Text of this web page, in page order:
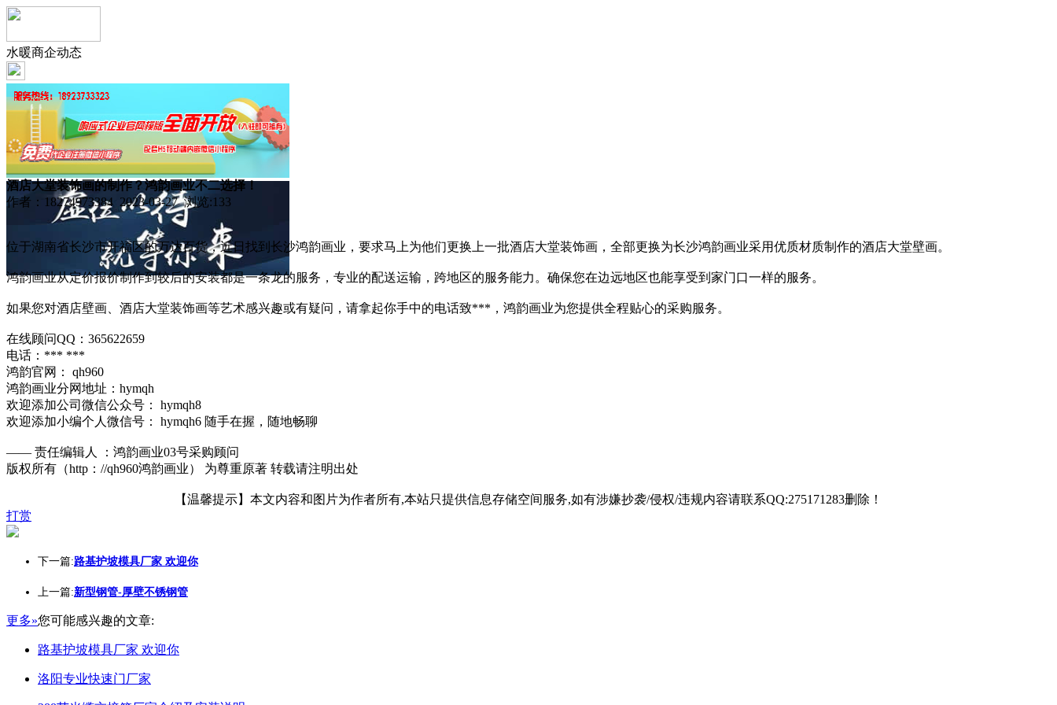
水暖商企动态
酒店大堂装饰画的制作？鸿韵画业不二选择！
作者：18274973384 2023-03-27 浏览:133
位于湖南省长沙市开福区的万达百货，近日找到长沙鸿韵画业，要求马上为他们更换上一批酒店大堂装饰画，全部更换为长沙鸿韵画业采用优质材质制作的酒店大堂壁画。
鸿韵画业从定价报价制作到较后的安装都是一条龙的服务，专业的配送运输，跨地区的服务能力。确保您在边远地区也能享受到家门口一样的服务。
如果您对酒店壁画、酒店大堂装饰画等艺术感兴趣或有疑问，请拿起你手中的电话致***，鸿韵画业为您提供全程贴心的采购服务。
在线顾问QQ：365622659
电话：*** ***
鸿韵官网： qh960
鸿韵画业分网地址：hymqh
欢迎添加公司微信公众号： hymqh8
欢迎添加小编个人微信号： hymqh6 随手在握，随地畅聊
—— 责任编辑人 ：鸿韵画业03号采购顾问
版权所有（http：//qh960鸿韵画业） 为尊重原著 转载请注明出处
【温馨提示】本文内容和图片为作者所有,本站只提供信息存储空间服务,如有涉嫌抄袭/侵权/违规内容请联系QQ:275171283删除！
打赏
下一篇:路基护坡模具厂家 欢迎你
上一篇:新型钢管-厚壁不锈钢管
更多»您可能感兴趣的文章:
路基护坡模具厂家 欢迎你
洛阳专业快速门厂家